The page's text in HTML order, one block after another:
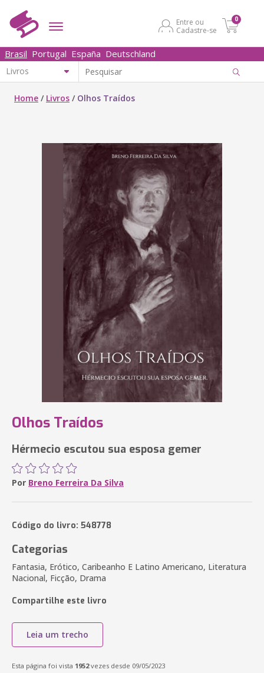
Entre ou
Cadastre-se
0
Brasil Portugal España Deutschland
Home / Livros / Olhos Traídos
Olhos Traídos
Hérmecio escutou sua esposa gemer
Por Breno Ferreira Da Silva
Código do livro: 548778
Categorias
Fantasia, Erótico, Caribeanho E Latino Americano, Literatura
Nacional, Ficção, Drama
Compartilhe este livro
Leia um trecho
Esta página foi vista 1952vezes desde 09/05/2023